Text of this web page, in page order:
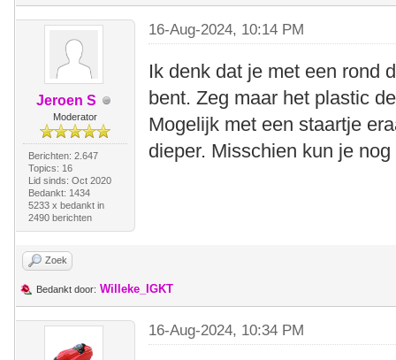
Jeroen S
Moderator
Berichten: 2.647
Topics: 16
Lid sinds: Oct 2020
Bedankt: 1434
5233 x bedankt in
2490 berichten
16-Aug-2024, 10:14 PM
Ik denk dat je met een rond
bent. Zeg maar het plastic
Mogelijk met een staartje
dieper. Misschien kun je
Zoek
Bedankt door: Willeke_IGKT
16-Aug-2024, 10:34 PM